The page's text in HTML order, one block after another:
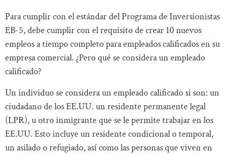
Para cumplir con el estándar del Programa de Inversionistas
EB-5, debe cumplir con el requisito de crear 10 nuevos
empleos a tiempo completo para empleados calificados en su
empresa comercial. ¿Pero qué se considera un empleado
calificado?
Un individuo se considera un empleado calificado si son: un
ciudadano de los EE.UU. un residente permanente legal
(LPR), u otro inmigrante que se le permite trabajar en los
EE.UU. Esto incluye un residente condicional o temporal,
un asilado o refugiado, así como las personas que viven en